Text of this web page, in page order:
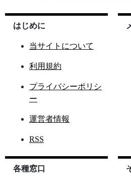
はじめに
当サイトについて
利用規約
プライバシーポリシ
ー
運営者情報
RSS
各種窓口